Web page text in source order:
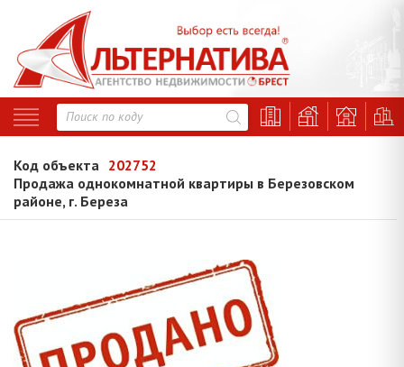
Код объекта 202752
Продажа однокомнатной квартиры в Березовском
районе, г. Береза